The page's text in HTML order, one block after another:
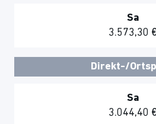
Sa
3.573,30 €
Direkt-/
Sa
3.044,40 €